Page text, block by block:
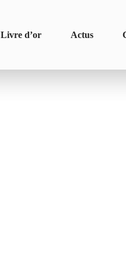
Livre d’or Actus